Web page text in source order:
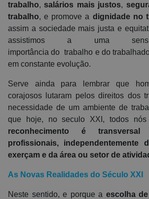
trabalho,salários mais justos,
trabalho, e promove a dignidade no
assim a sociedade mais justa e
assistimos a uma
importância do trabalho e do
em constante evolução.
Serve ainda para lembrar que
corajosos lutaram pelos direitos dos
necessidade de um ambiente de
que hoje, no seculo XXI, todos nós
reconhecimento é
profissionais, independentemente
exerçam e da área ou setor de
As Novas Realidades do Século XXI
Neste sentido, e porque a escolha